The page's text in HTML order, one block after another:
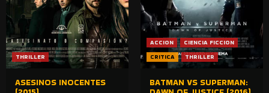
THRILLER
ASESINOS INOCENTES
ACCION
CIENCIA FICCION
CRITICA
THRILLER
BATMAN VS SUPERMAN: